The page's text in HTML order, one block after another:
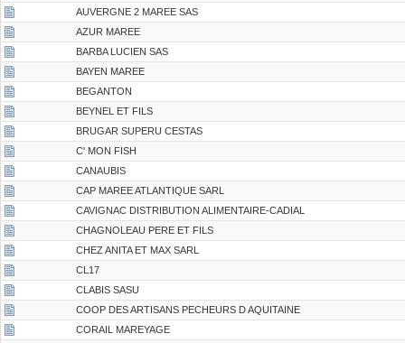
AUVERGNE 2 MAREE SAS
AZUR MAREE
BARBA LUCIEN SAS
BAYEN MAREE
BEGANTON
BEYNEL ET FILS
BRUGAR SUPERU CESTAS
C' MON FISH
CANAUBIS
CAP MAREE ATLANTIQUE SARL
CAVIGNAC DISTRIBUTION ALIMENTAIRE-CADIAL
CHAGNOLEAU PERE ET FILS
CHEZ ANITA ET MAX SARL
CL17
CLABIS SASU
COOP DES ARTISANS PECHEURS D AQUITAINE
CORAIL MAREYAGE